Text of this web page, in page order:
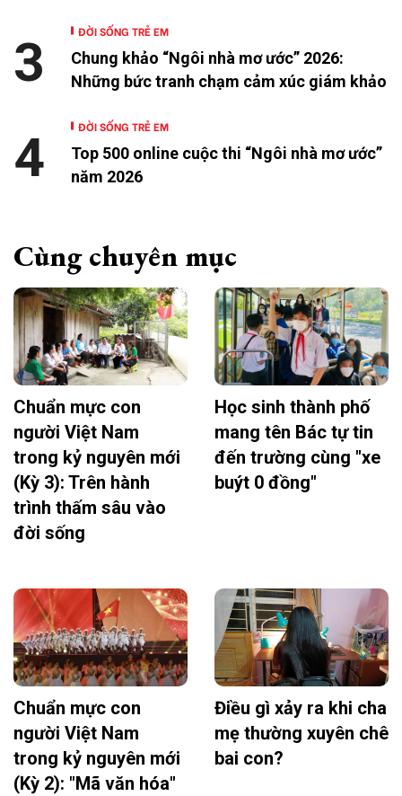
ĐỜI SỐNG TRẺ EM
Chung khảo “Ngôi nhà mơ ước” 2026:
Những bức tranh chạm cảm xúc giám khảo
3
ĐỜI SỐNG TRẺ EM
Top 500 online cuộc thi “Ngôi nhà mơ ước”
năm 2026
4
Cùng chuyên mục
Chuẩn mực con
người Việt Nam
trong kỷ nguyên mới
(Kỳ 3): Trên hành
trình thấm sâu vào
đời sống
Học sinh thành phố
mang tên Bác tự tin
đến trường cùng "xe
buýt 0 đồng"
Chuẩn mực con
người Việt Nam
trong kỷ nguyên mới
(Kỳ 2): "Mã văn hóa"
Điều gì xảy ra khi cha
mẹ thường xuyên chê
bai con?